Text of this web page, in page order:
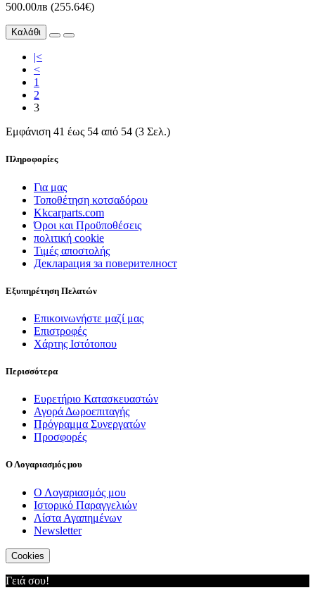
500.00лв (255.64€)
Καλάθι
|<
<
1
2
3
Εμφάνιση 41 έως 54 από 54 (3 Σελ.)
Πληροφορίες
Για μας
Τοποθέτηση κοτσαδόρου
Kkcarparts.com
Όροι και Προϋποθέσεις
πολιτική cookie
Τιμές αποστολής
Декларация за поверителност
Εξυπηρέτηση Πελατών
Επικοινωνήστε μαζί μας
Επιστροφές
Χάρτης Ιστότοπου
Περισσότερα
Ευρετήριο Κατασκευαστών
Αγορά Δωροεπιταγής
Πρόγραμμα Συνεργατών
Προσφορές
Ο Λογαριασμός μου
Ο Λογαριασμός μου
Ιστορικό Παραγγελιών
Λίστα Αγαπημένων
Newsletter
Cookies
Γειά σου!